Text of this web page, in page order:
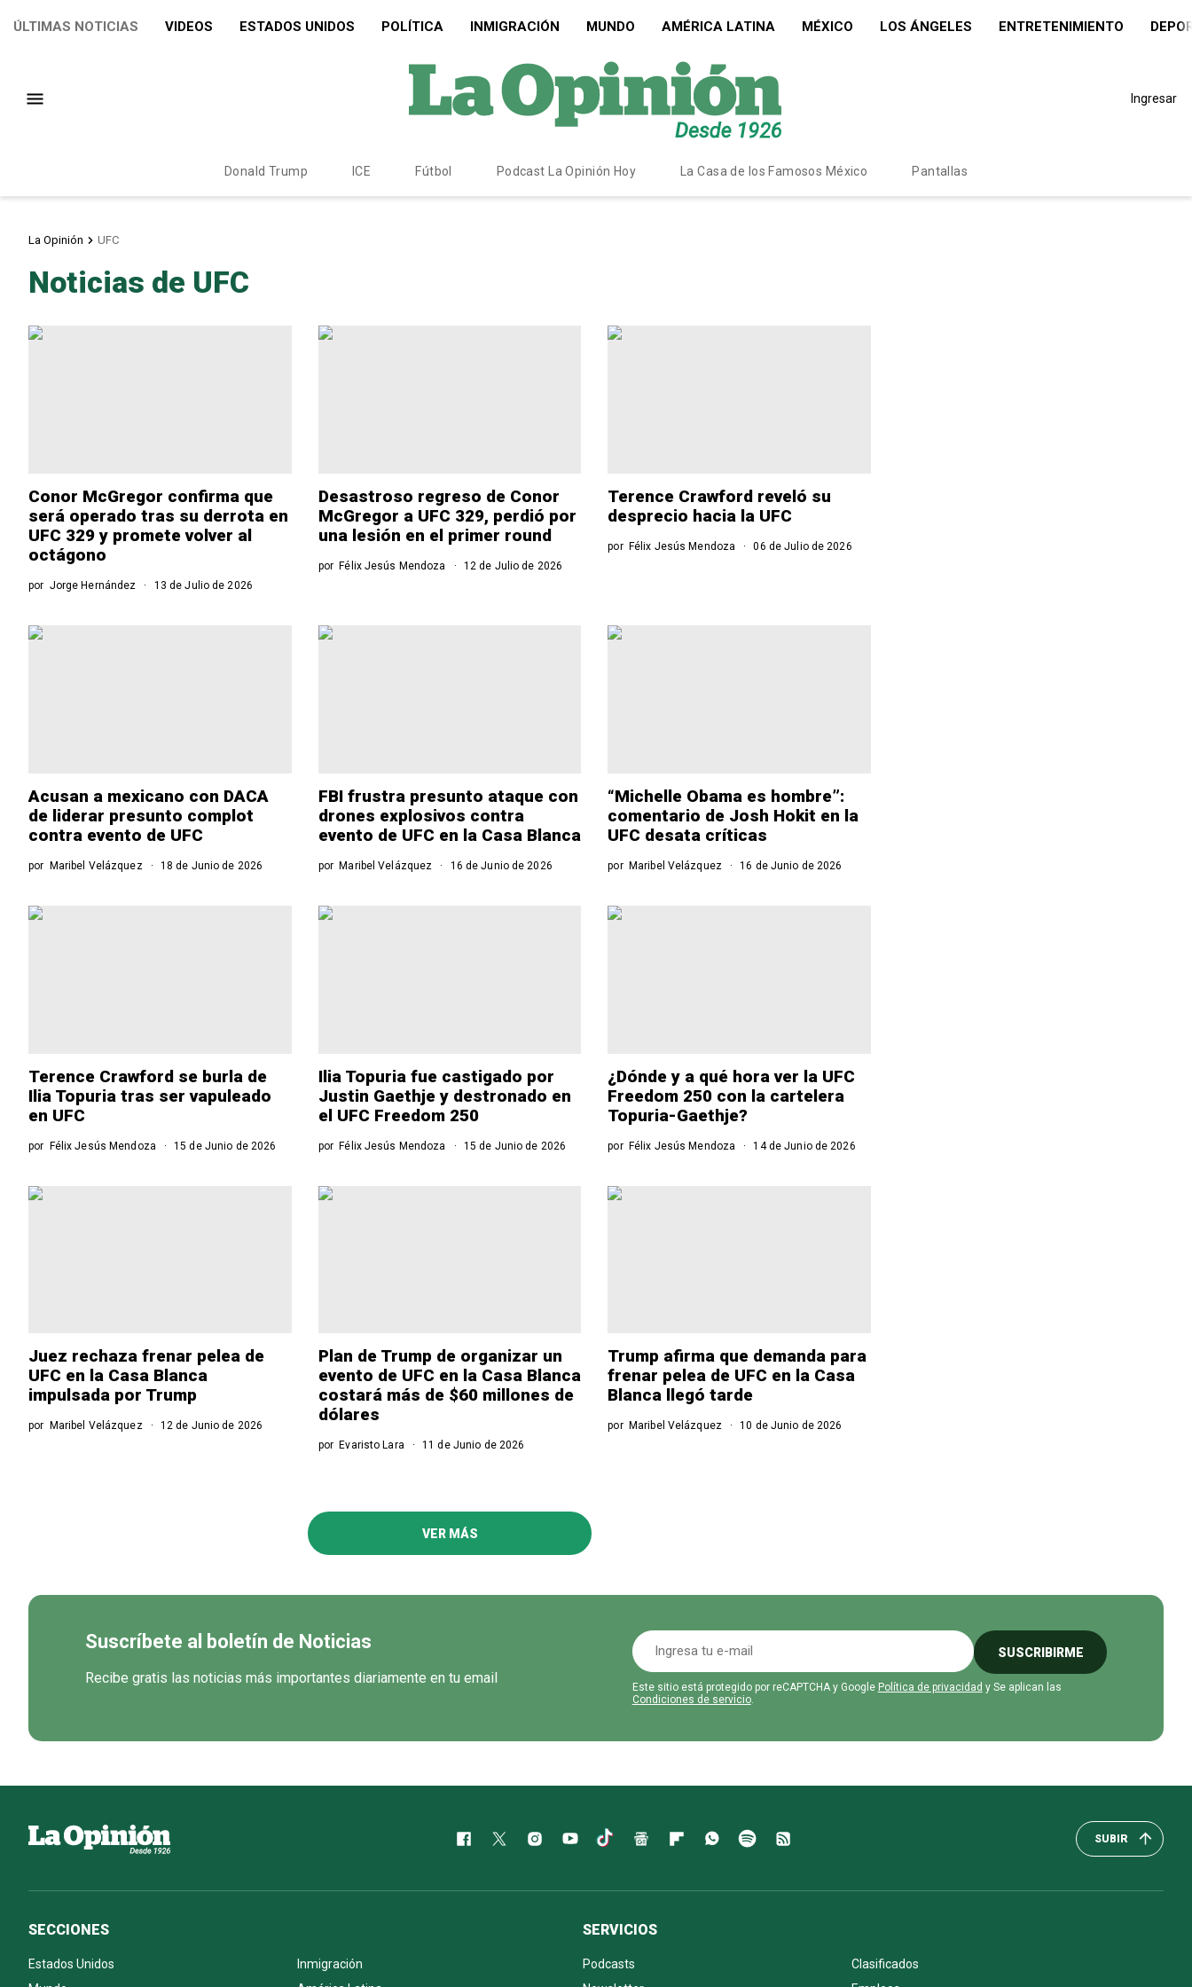
ÚLTIMAS NOTICIAS VIDEOS ESTADOS UNIDOS POLÍTICA INMIGRACIÓN MUNDO AMÉRICA LATINA MÉXICO LOS ÁNGELES ENTRETENIMIENTO
Ingresar
Donald Trump ICE Fútbol Podcast La Opinión Hoy La Casa de los Famosos México Pantallas
La Opinión UFC
Noticias de UFC
Conor McGregor confirma que
será operado tras su derrota en
UFC 329 y promete volver al
octágono
por Jorge Hernández 13 de Julio de 2026
Desastroso regreso de Conor
McGregor a UFC 329, perdió por
una lesión en el primer round
porFélix Jesús Mendoza 12 de Julio de 2026
Terence Crawford reveló su
desprecio hacia la UFC
por Félix Jesús Mendoza 06 de Julio de 2026
Acusan a mexicano con DACA
de liderar presunto complot
contra evento de UFC
por Maribel Velázquez 18 de Junio de 2026
FBI frustra presunto ataque con
drones explosivos contra
evento de UFC en la Casa Blanca
porMaribel Velázquez 16 de Junio de 2026
“Michelle Obama es hombre”:
comentario de Josh Hokit en la
UFC desata críticas
por Maribel Velázquez 16 de Junio de 2026
Terence Crawford se burla de
Ilia Topuria tras ser vapuleado
en UFC
por Félix Jesús Mendoza 15 de Junio de 2026
Ilia Topuria fue castigado por
Justin Gaethje y destronado en
el UFC Freedom 250
porFélix Jesús Mendoza 15 de Junio de 2026
¿Dónde y a qué hora ver la UFC
Freedom 250 con la cartelera
Topuria-Gaethje?
por Félix Jesús Mendoza 14 de Junio de 2026
Juez rechaza frenar pelea de
UFC en la Casa Blanca
impulsada por Trump
por Maribel Velázquez 12 de Junio de 2026
Plan de Trump de organizar un
evento de UFC en la Casa Blanca
costará más de $60 millones de
dólares
por Evaristo Lara 11 de Junio de 2026
Trump afirma que demanda para
frenar pelea de UFC en la Casa
Blanca llegó tarde
por Maribel Velázquez 10 de Junio de 2026
VER MÁS
Suscríbete al boletín de Noticias
Recibe gratis las noticias más importantes diariamente en tu email
SUSCRIBIRME
Este sitio está protegido por reCAPTCHA y Google Política de privacidad y Se aplican las
Condiciones de servicio.
SUBIR
SECCIONES
Estados Unidos
Inmigración
SERVICIOS
Podcasts
Clasificados